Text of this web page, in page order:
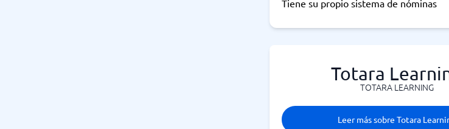
Tiene su propio sistema de nóminas
Totara
TOTARA LEARNING
Leer más sobre Totara